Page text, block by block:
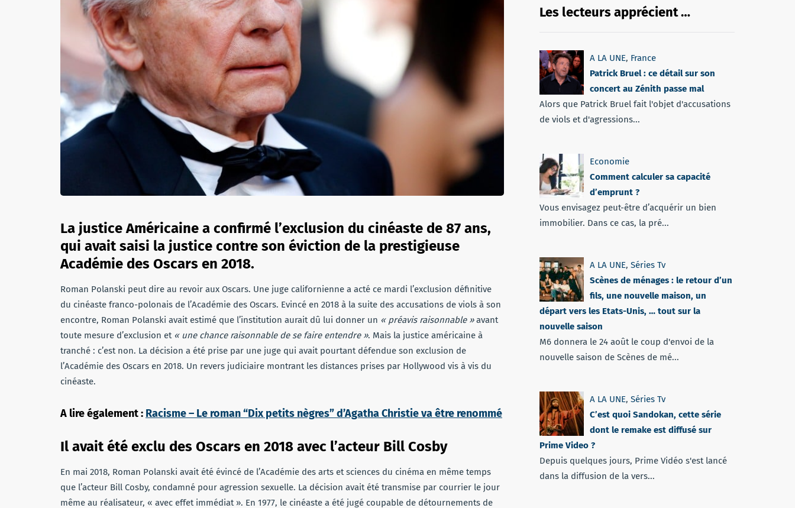
La justice Américaine a confirmé l’exclusion du cinéaste de 87 ans,
qui avait saisi la justice contre son éviction de la prestigieuse
Académie des Oscars en 2018.
Roman Polanski peut dire au revoir aux Oscars. Une juge californienne a acté ce mardi l’exclusion définitive
du cinéaste franco-polonais de l’Académie des Oscars. Evincé en 2018 à la suite des accusations de viols à son
encontre, Roman Polanski avait estimé que l’institution aurait dû lui donner un « préavis raisonnable »avant
toute mesure d’exclusion et « une chance raisonnable de se faire entendre ». Mais la justice américaine à
tranché : c’est non. La décision a été prise par une juge qui avait pourtant défendue son exclusion de
l’Académie des Oscars en 2018. Un revers judiciaire montrant les distances prises par Hollywood vis à vis du
cinéaste.
A lire également : Racisme – Le roman “Dix petits nègres” d’Agatha Christie va être renommé
Il avait été exclu des Oscars en 2018 avec l’acteur Bill Cosby
En mai 2018, Roman Polanski avait été évincé de l’Académie des arts et sciences du cinéma en même temps
que l’acteur Bill Cosby, condamné pour agression sexuelle. La décision avait été transmise par courrier le jour
même au réalisateur, « avec effet immédiat ». En 1977, le cinéaste a été jugé coupable de détournements de
Les lecteurs apprécient …
A LA UNE, France
Patrick Bruel : ce détail sur son
concert au Zénith passe mal
Alors que Patrick Bruel fait l'objet d'accusations
de viols et d'agressions...
Economie
Comment calculer sa capacité
d’emprunt ?
Vous envisagez peut-être d’acquérir un bien
immobilier. Dans ce cas, la pré...
A LA UNE, Séries Tv
Scènes de ménages : le retour d’un
fils, une nouvelle maison, un
départ vers les Etats-Unis, … tout sur la
nouvelle saison
M6 donnera le 24 août le coup d'envoi de la
nouvelle saison de Scènes de mé...
A LA UNE, Séries Tv
C’est quoi Sandokan, cette série
dont le remake est diffusé sur
Prime Video ?
Depuis quelques jours, Prime Vidéo s'est lancé
dans la diffusion de la vers...